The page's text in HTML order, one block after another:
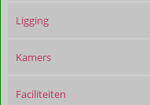
Ligging
Kamers
Faciliteiten